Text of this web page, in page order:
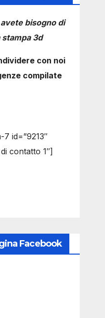
bisogno di
3d
con noi
compilate
id=”9213″
contatto 1″]
Facebook